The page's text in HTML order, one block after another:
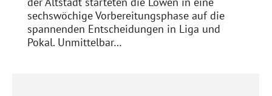
sechswöchige Vorbereitungsphase auf die
spannenden Entscheidungen in Liga und
Pokal. Unmittelbar…